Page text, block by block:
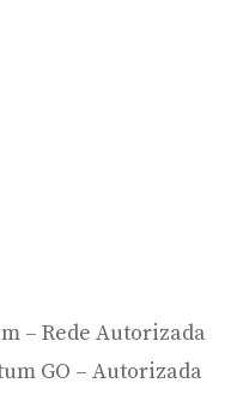
– Rede Autorizada
GO – Autorizada